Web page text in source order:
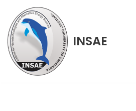
Sari
la
conținut
INSAE